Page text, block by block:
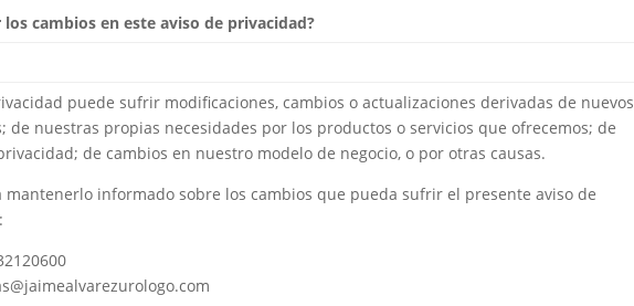
cambios en este aviso de privacidad?
puede sufrir modificaciones, cambios o actualizaciones derivadas de nuevos
de nuestras propias necesidades por los productos o servicios que ofrecemos; de
de cambios en nuestro modelo de negocio, o por otras causas.
mantenerlo informado sobre los cambios que pueda sufrir el presente aviso de